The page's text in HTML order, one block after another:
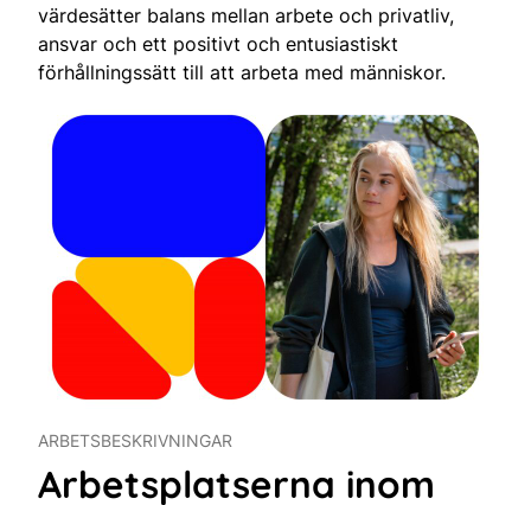
värdesätter balans mellan arbete och privatliv,
ansvar och ett positivt och entusiastiskt
förhållningssätt till att arbeta med människor.
ARBETSBESKRIVNINGAR
Arbetsplatserna inom